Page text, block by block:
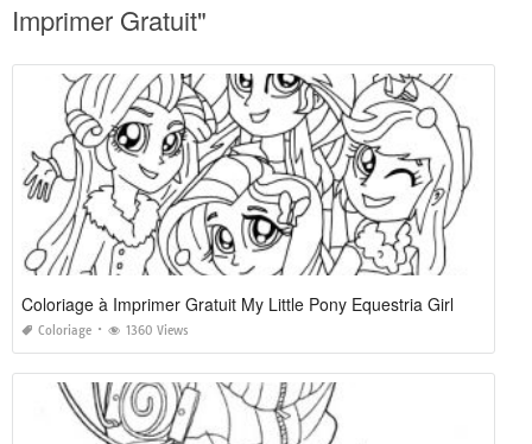
Imprimer Gratuit"
Coloriage à Imprimer Gratuit My Little Pony Equestria Girl
Coloriage 1360 Views